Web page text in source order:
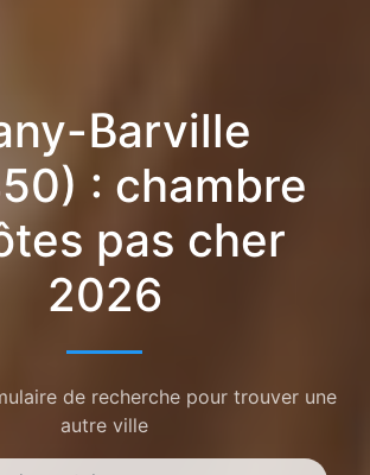
Barville
: chambre
pas cher
2026
de recherche pour trouver une
autre ville